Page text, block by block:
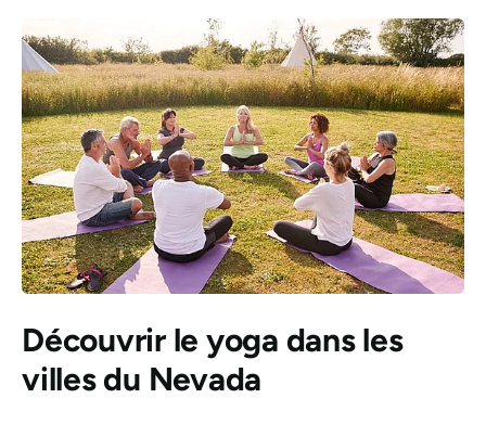
Découvrir le yoga dans les
villes du Nevada